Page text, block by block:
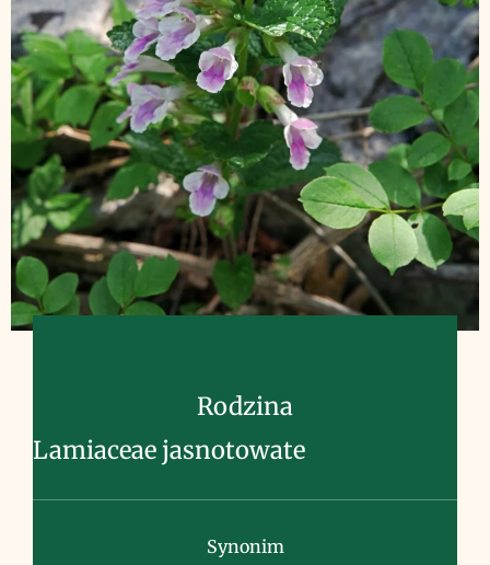
Rodzina
Lamiaceae jasnotowate
Synonim